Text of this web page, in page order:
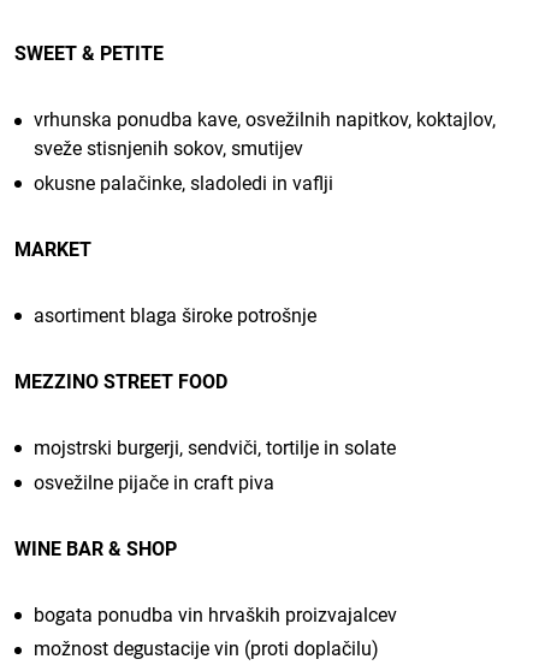
SWEET & PETITE
vrhunska ponudba kave, osvežilnih napitkov, koktajlov,
sveže stisnjenih sokov, smutijev
okusne palačinke, sladoledi in vaflji
MARKET
asortiment blaga široke potrošnje
MEZZINO STREET FOOD
mojstrski burgerji, sendviči, tortilje in solate
osvežilne pijače in craft piva
WINE BAR & SHOP
bogata ponudba vin hrvaških proizvajalcev
možnost degustacije vin (proti doplačilu)